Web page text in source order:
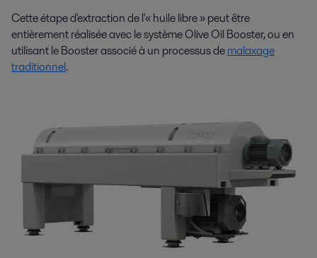
Cette étape d'extraction de l'« huile libre » peut être
entièrement réalisée avec le système Olive Oil Booster, ou en
utilisant le Booster associé à un processus demalaxage
traditionnel.